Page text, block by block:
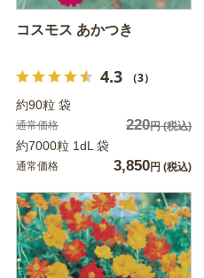
コスモス あかつき
4.3 （3）
約90粒 袋
通常価格 220円(税込)
約7000粒 1dL 袋
通常価格 3,850円 (税込)